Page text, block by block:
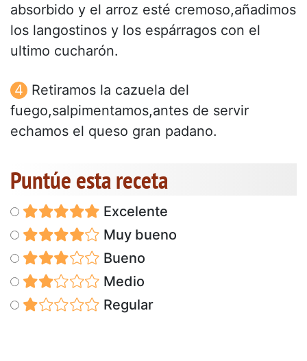
absorbido y el arroz esté cremoso,añadimos
los langostinos y los espárragos con el
ultimo cucharón.
Retiramos la cazuela del
fuego,salpimentamos,antes de servir
echamos el queso gran padano.
Puntúe esta receta
Excelente
Muy bueno
Bueno
Medio
Regular